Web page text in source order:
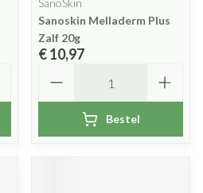
SanoSkin
Sanoskin Melladerm Plus
Zalf 20g
€ 10,97
Bestel